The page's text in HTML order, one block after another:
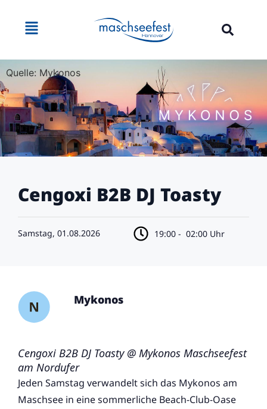
Quelle: Mykonos
Cengoxi B2B DJ Toasty
Samstag, 01.08.2026 19:00 - 02:00 Uhr
Mykonos
Cengoxi B2B DJ Toasty @ Mykonos Maschseefest
am Nordufer
Jeden Samstag verwandelt sich das Mykonos am
Maschsee in eine sommerliche Beach-Club-Oase